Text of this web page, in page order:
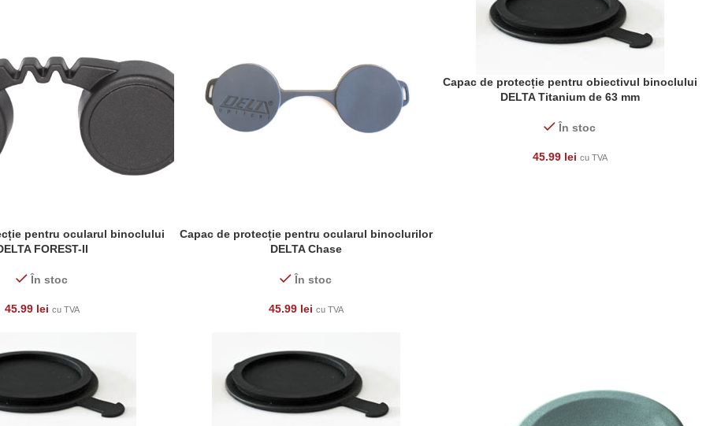
pentru ocularul binoclului
FOREST-II
În stoc
45.99 lei cu TVA
ADAUGĂ ÎN COȘ
Capac de protecție pentru ocularul binoclurilor
DELTA Chase
În stoc
45.99 lei cu TVA
ADAUGĂ ÎN COȘ
Capac de protecție pentru obiectivul binoclului
DELTA Titanium de 63 mm
În stoc
45.99 lei cu TVA